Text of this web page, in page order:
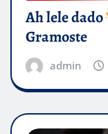
Ah lele dado​
Gramoste
admin